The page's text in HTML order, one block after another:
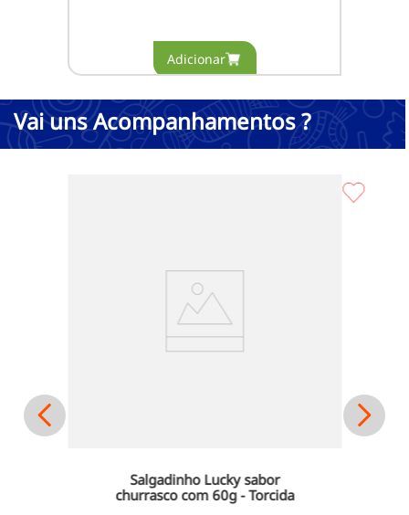
Vai uns Acompanhamentos ?
Salgadinho Lucky sabor
churrasco com 60g - Torcida